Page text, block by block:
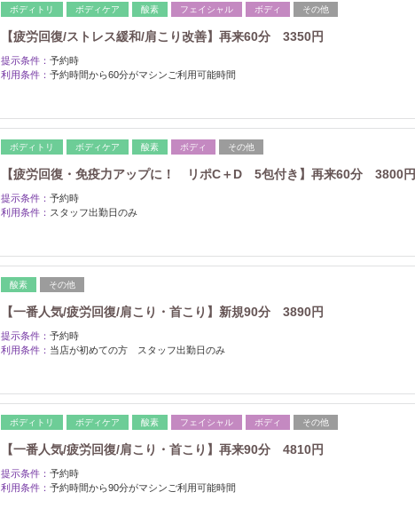
ボディトリ ボディケア 酸素 フェイシャル ボディ その他
【疲労回復/ストレス緩和/肩こり改善】再来60分 3350円
提示条件： 予約時
利用条件： 予約時間から60分がマシンご利用可能時間
ボディトリ ボディケア 酸素 ボディ その他
【疲労回復・免疫力アップに！ リポC＋D 5包付き】再来60分 3800円
提示条件： 予約時
利用条件： スタッフ出勤日のみ
酸素 その他
【一番人気/疲労回復/肩こり・首こり】新規90分 3890円
提示条件： 予約時
利用条件： 当店が初めての方 スタッフ出勤日のみ
ボディトリ ボディケア 酸素 フェイシャル ボディ その他
【一番人気/疲労回復/肩こり・首こり】再来90分 4810円
提示条件： 予約時
利用条件： 予約時間から90分がマシンご利用可能時間